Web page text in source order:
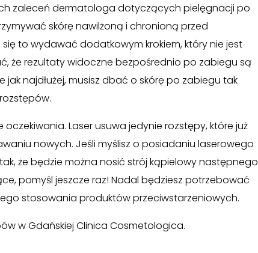
zaleceń dermatologa dotyczących pielęgnacji po
skórę nawilżoną i chronioną przed
się to wydawać dodatkowym krokiem, który nie jest
że rezultaty widoczne bezpośrednio po zabiegu są
najdłużej, musisz dbać o skórę po zabiegu tak
Laser usuwa jedynie rozstępy, które już
nowych. Jeśli myślisz o posiadaniu laserowego
że będzie można nosić strój kąpielowy następnego
pomyśl jeszcze raz! Nadal będziesz potrzebować
stosowania produktów przeciwstarzeniowych.
w Gdańskiej Clinica Cosmetologica.